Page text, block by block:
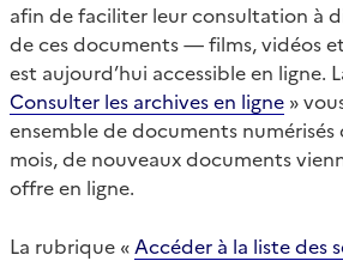
afin de faciliter leur consultation à
de ces documents — films, vidéos
est aujourd’hui accessible en ligne.
Consulter les archives en ligne »
ensemble de documents numérisés
mois, de nouveaux documents
offre en ligne.
La rubrique « Accéder à la liste des